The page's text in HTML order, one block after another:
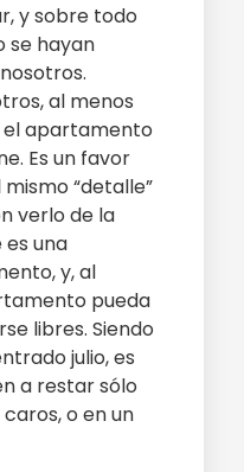
y sobre todo
se hayan
al menos
el apartamento
Es un favor
“detalle”
verlo de la
una
y, al
pueda
libres. Siendo
julio, es
a restar sólo
o en un